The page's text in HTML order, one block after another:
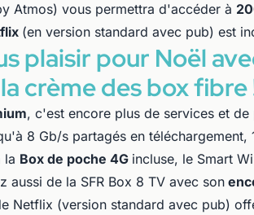
Atmos) vous permettra d'accéder à
(en version standard avec pub) est
plaisir pour Noël
crème des box fibre
, c'est encore plus de services et
8 Gb/s partagés en
la Box de poche 4G incluse, le Smart
aussi de la SFR Box 8 TV avec son
Netflix (version standard avec pub)